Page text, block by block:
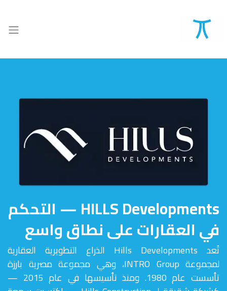
HILLS Developments — التحكم
في العقارات على نطاق واسع
تُعد Hills Developments الذراع التطويرية العقارية
لمجموعة INTRO Group، وهي مجموعة مصرية بارزة
تأسست عام 1980. ومنذ تأسيسها في عام 2015 —